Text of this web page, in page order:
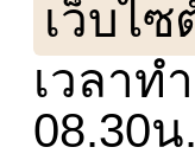
เว็บไ
เวลาท
08.30